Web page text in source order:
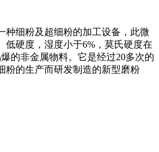
种细粉及超细粉的加工设备，此微
低硬度，湿度小于6%，莫氏硬度在
的非金属物料。它是经过20多次的
粉的生产而研发制造的新型磨粉